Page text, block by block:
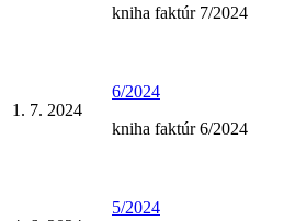
kniha faktúr 7/2024
1. 7. 2024
6/2024
kniha faktúr 6/2024
5/2024